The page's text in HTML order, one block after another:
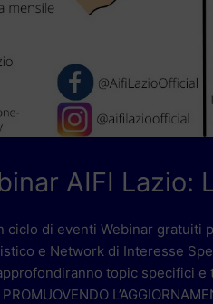
AIFI Lazio:
ciclo di eventi Webinar
e Network di Interesse
topic specifici